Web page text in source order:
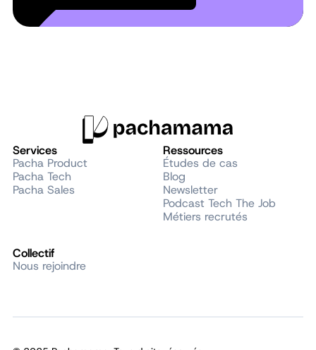
Services
Pacha Product
Pacha Tech
Pacha Sales
Ressources
Études de cas
Blog
Newsletter
Podcast Tech The Job
Métiers recrutés
Collectif
Nous rejoindre